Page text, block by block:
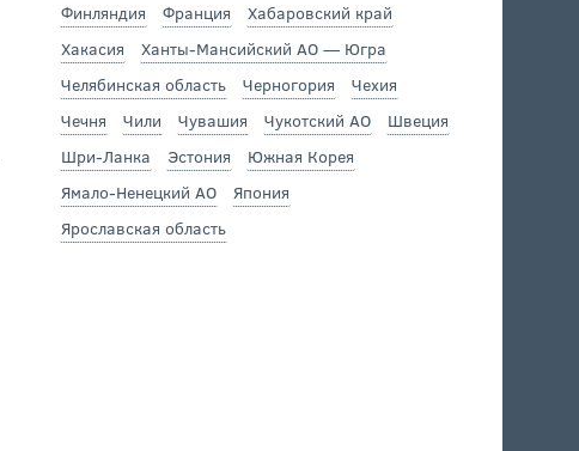
Финляндия
Франция
Хабаровский край
Хакасия
Ханты-Мансийский АО — Югра
Челябинская область
Черногория
Чехия
Чечня
Чили Чувашия Чукотский АО
Швеция
Шри-Ланка
Эстония
Южная Корея
Ямало-Ненецкий АО
Япония
Ярославская область